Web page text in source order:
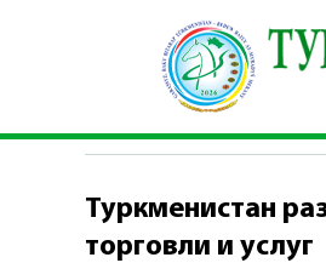
\ Экономика \
ЭКОНОМИКА
Туркменистан
торговли и услуг